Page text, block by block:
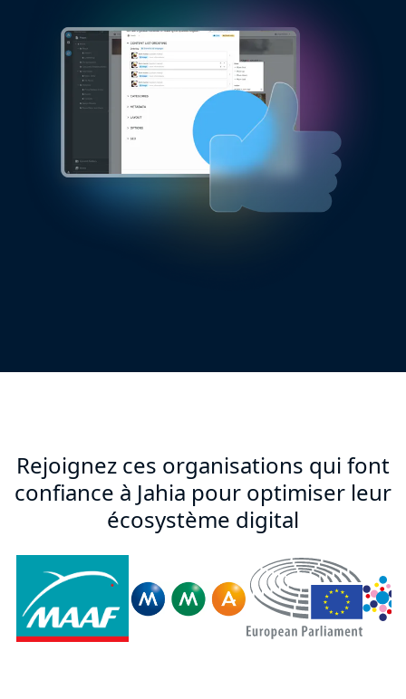
Rejoignez ces organisations qui font
confiance à Jahia pour optimiser leur
écosystème digital
MAAF Logo Logo_de_MMA.jpg
Parlement
Européen